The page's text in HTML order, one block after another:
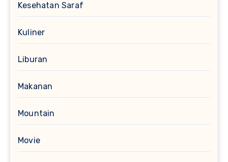
Kesehatan Saraf
Kuliner
Liburan
Makanan
Mountain
Movie